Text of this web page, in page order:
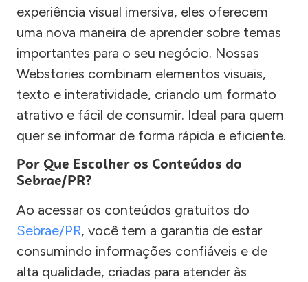
experiência visual imersiva, eles oferecem
uma nova maneira de aprender sobre temas
importantes para o seu negócio. Nossas
Webstories combinam elementos visuais,
texto e interatividade, criando um formato
atrativo e fácil de consumir. Ideal para quem
quer se informar de forma rápida e eficiente.
Por Que Escolher os Conteúdos do
Sebrae/PR?
Ao acessar os conteúdos gratuitos do
Sebrae/PR, você tem a garantia de estar
consumindo informações confiáveis e de
alta qualidade, criadas para atender às